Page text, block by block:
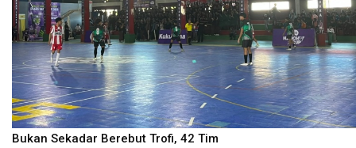
Bukan Sekadar Berebut Trofi, 42 Tim